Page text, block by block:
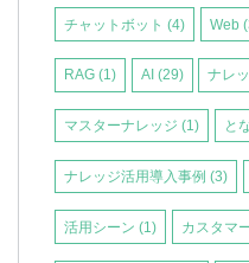
チャットボット(4) Web
RAG(1) AI (29) ナレ
マスターナレッジ(1) と
ナレッジ活用導入事例(3)
活用シーン(1) カスタマ